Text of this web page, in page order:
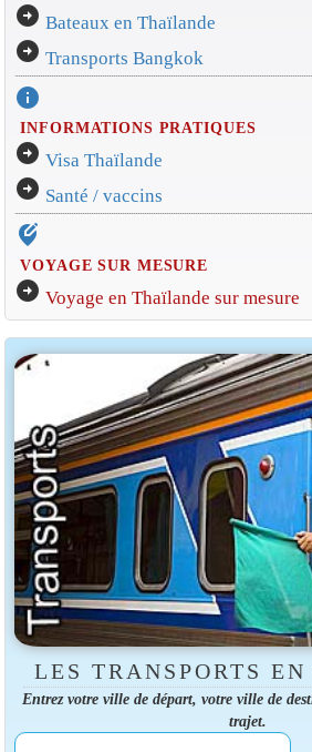
arrow_circle_right Bateaux en Thaïlande
arrow_circle_right Transports Bangkok
info
INFORMATIONS PRATIQUES
arrow_circle_right Visa Thaïlande
arrow_circle_right Santé / vaccins
edit_location_alt
VOYAGE SUR MESURE
arrow_circle_right Voyage en Thaïlande sur mesure
LES TRANSPORTS
Entrez votre ville de départ, votre ville de
trajet.